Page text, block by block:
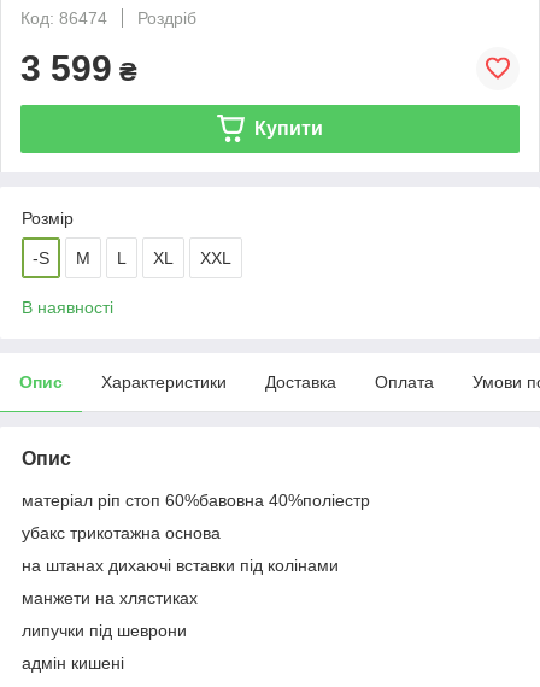
Код: 86474
Роздріб
3 599 ₴
Купити
Розмір
-S M L XL XXL
В наявності
Опис Характеристики Доставка Оплата Умови
Опис
матеріал ріп стоп 60%бавовна 40%поліестр
убакс трикотажна основа
на штанах дихаючі вставки під колінами
манжети на хлястиках
липучки під шеврони
адмін кишені